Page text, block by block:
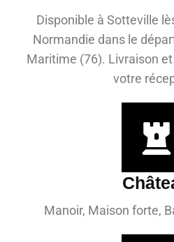
Disponible à Sotteville
Normandie dans le
Maritime (76). Livraison
votre
Manoir, Maison forte,